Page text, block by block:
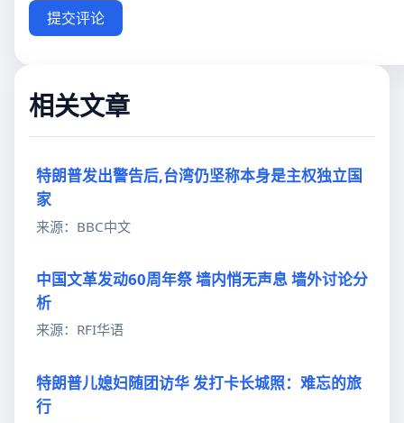
提交评论
相关文章
特朗普发出警告后,台湾仍坚称本身是主权独立国
家
来源：BBC中文
中国文革发动60周年祭 墙内悄无声息 墙外讨论分
析
来源：RFI华语
特朗普儿媳妇随团访华 发打卡长城照：难忘的旅
行